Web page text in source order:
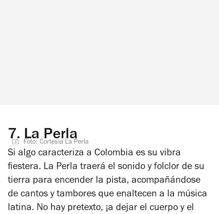
7. La Perla
Foto: Cortesía La Perla
Si algo caracteriza a Colombia es su vibra
fiestera. La Perla traerá el sonido y folclor de su
tierra para encender la pista, acompañándose
de cantos y tambores que enaltecen a la música
latina. No hay pretexto, ¡a dejar el cuerpo y el